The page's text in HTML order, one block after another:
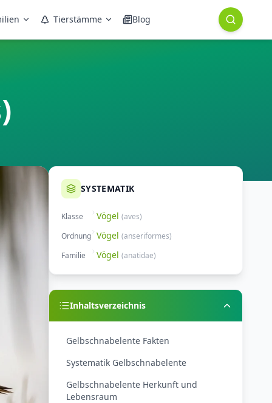
Tierstämme Blog
SYSTEMATIK
Klasse Vögel (aves)
Ordnung Vögel (anseriformes)
Familie
Vögel (anatidae)
Inhaltsverzeichnis
Gelbschnabelente Fakten
Systematik Gelbschnabelente
Gelbschnabelente Herkunft und
Lebensraum